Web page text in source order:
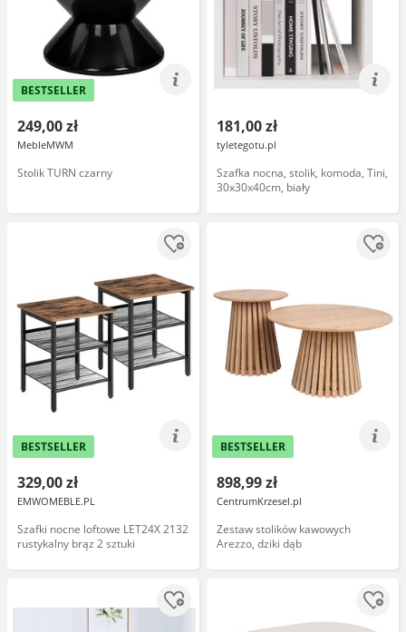
BESTSELLER
249,00 zł
MebleMWM
Stolik TURN czarny
181,00 zł
tyletegotu.pl
Szafka nocna, stolik, komoda, Tini,
30x30x40cm, biały
BESTSELLER
329,00 zł
EMWOMEBLE.PL
Szafki nocne loftowe LET24X 2132
rustykalny brąz 2 sztuki
BESTSELLER
898,99 zł
CentrumKrzesel.pl
Zestaw stolików kawowych
Arezzo, dziki dąb